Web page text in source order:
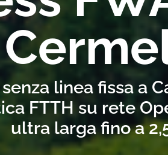
linea fissa a
FTTH su rete
ultra larga fino a